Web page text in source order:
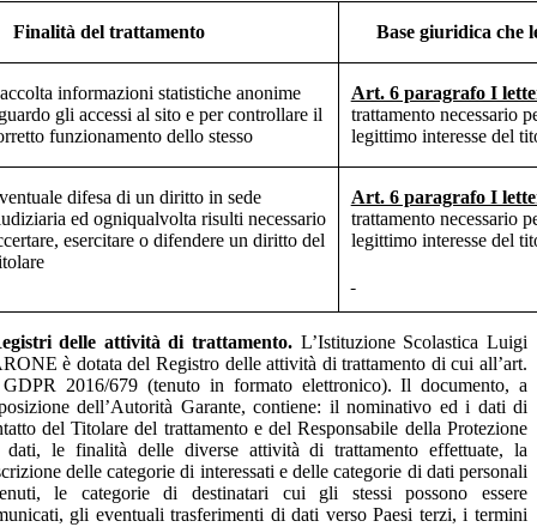
Finalità del trattamento Base giuridica che
informazioni statistiche anonime
gli accessi al sito e per controllare il
funzionamento dello stesso
Art. 6 paragrafo I
trattamento necessario
legittimo interesse del
difesa di un diritto in sede
ed ogniqualvolta risulti necessario
esercitare o difendere un diritto del
Art. 6 paragrafo I
trattamento necessario
legittimo interesse del
delle attività di trattamento. L’Istituzione Scolastica Luigi
è dotata del Registro delle attività di trattamento di cui all’art.
2016/679 (tenuto in formato elettronico). Il documento, a
dell’Autorità Garante, contiene: il nominativo ed i dati di
del Titolare del trattamento e del Responsabile della Protezione
dati, le finalità delle diverse attività di trattamento effettuate, la
delle categorie di interessati e delle categorie di dati personali
le categorie di destinatari cui gli stessi possono essere
gli eventuali trasferimenti di dati verso Paesi terzi, i termini